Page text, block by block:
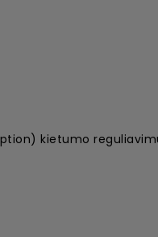
kietumo